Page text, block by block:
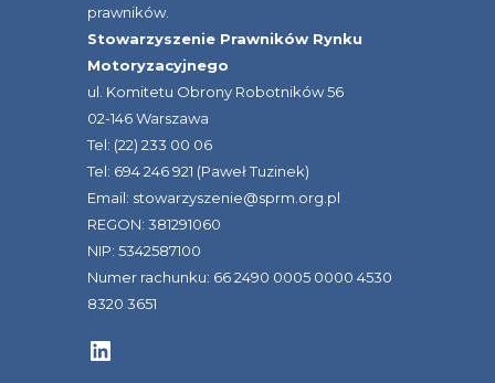
prawników.
Stowarzyszenie Prawników Rynku
Motoryzacyjnego
ul. Komitetu Obrony Robotników 56
02-146 Warszawa
Tel: (22) 233 00 06
Tel: 694 246 921 (Paweł Tuzinek)
Email: stowarzyszenie@sprm.org.pl
REGON: 381291060
NIP: 5342587100
Numer rachunku: 66 2490 0005 0000 4530
8320 3651
LinkedIn